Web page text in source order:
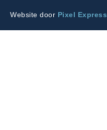
Facebook
Website door Pixel Express